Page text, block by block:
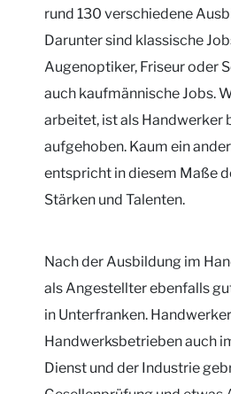
rund 130 verschiedene
Darunter sind klassische
Augenoptiker, Friseur oder
auch kaufmännische Jobs.
arbeitet, ist als Handwerker
aufgehoben. Kaum ein
entspricht in diesem Maße
Stärken und Talenten.
Nach der Ausbildung im
als Angestellter ebenfalls
in Unterfranken.
Handwerksbetrieben auch
Dienst und der Industrie